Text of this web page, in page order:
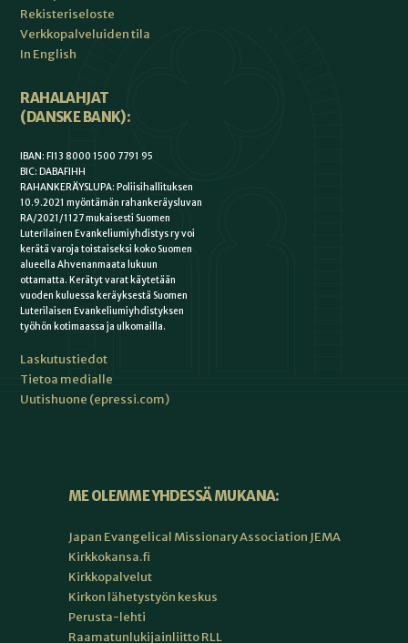
Rekisteriseloste
Verkkopalveluiden tila
In English
RAHALAHJAT
(DANSKE BANK):
IBAN: FI13 8000 1500 7791 95
BIC: DABAFIHH
RAHANKERÄYSLUPA: Poliisihallituksen
10.9.2021 myöntämän rahankeräysluvan
RA/2021/1127 mukaisesti Suomen
Luterilainen Evankeliumiyhdistys ry voi
kerätä varoja toistaiseksi koko Suomen
alueella Ahvenanmaata lukuun
ottamatta. Kerätyt varat käytetään
vuoden kuluessa keräyksestä Suomen
Luterilaisen Evankeliumiyhdistyksen
työhön kotimaassa ja ulkomailla.
Laskutustiedot
Tietoa medialle
Uutishuone (epressi.com)
ME OLEMME YHDESSÄ MUKANA:
Japan Evangelical Missionary Association JEMA
Kirkkokansa.fi
Kirkkopalvelut
Kirkon lähetystyön keskus
Perusta-lehti
Raamatunlukijainliitto RLL